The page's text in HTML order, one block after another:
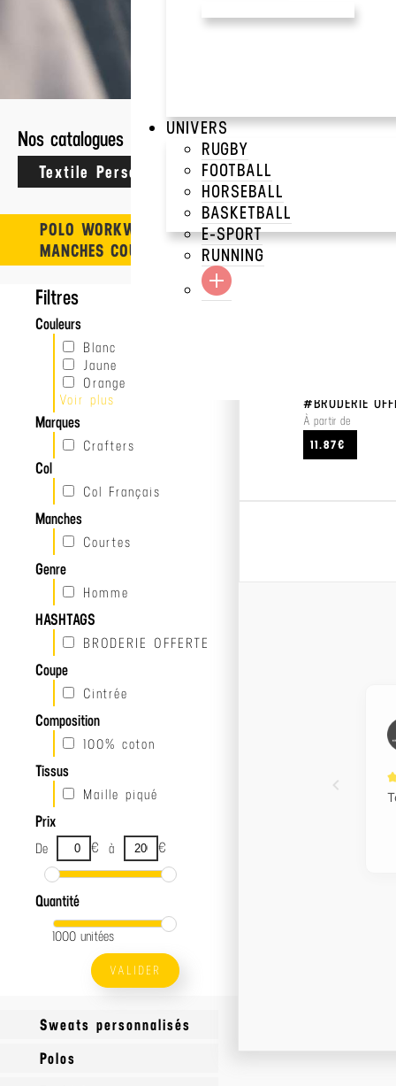
UNIVERS
RUGBY
FOOTBALL
HORSEBALL
BASKETBALL
E-SPORT
RUNNING
Nos catalogues
POLO WORKWEAR
MANCHES COURTES
Filtres
Couleurs
Blanc
Jaune
Orange
Rouge
Violet
Vert
Beige
Voir plus
Marques
Crafters
Col
Col Français
Manches
Courtes
Genre
Homme
HASHTAGS
BRODERIE OFFERTE
Coupe
Cintrée
Composition
100% coton
Tissus
Maille piqué
Prix
De € à €
Quantité
1000 unitées
VALIDER
Sweats personnalisés
Sweats Made In France
Polos
#BRODERIE
À partir de
11.87€